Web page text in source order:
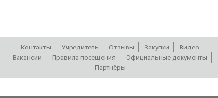
Контакты Учредитель Отзывы Закупки
Видео
Вакансии
Правила посещения
Официальные документы
Партнёры